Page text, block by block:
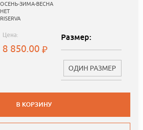
ОСЕНЬ-ЗИМА-ВЕСНА
НЕТ
RISERVA
Цена:
8 850.00
Размер:
ОДИН РАЗМЕР
В КОРЗИНУ